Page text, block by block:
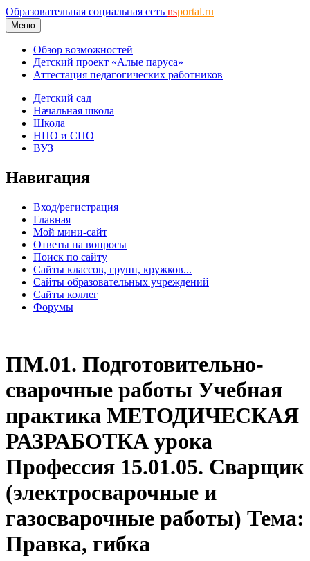
Образовательная социальная сеть nsportal.ru
Меню
Обзор возможностей
Детский проект «Алые паруса»
Аттестация педагогических работников
Детский сад
Начальная школа
Школа
НПО и СПО
ВУЗ
Навигация
Вход/регистрация
Главная
Мой мини-сайт
Ответы на вопросы
Поиск по сайту
Сайты классов, групп, кружков...
Сайты образовательных учреждений
Сайты коллег
Форумы
ПМ.01. Подготовительно-
сварочные работы Учебная
практика МЕТОДИЧЕСКАЯ
РАЗРАБОТКА урока
Профессия 15.01.05. Сварщик
(электросварочные и
газосварочные работы) Тема:
Правка, гибка